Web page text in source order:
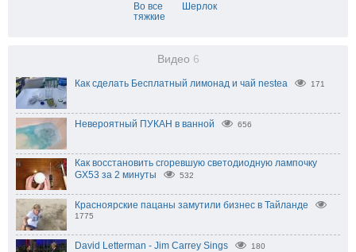
Во все
тяжкие
Шерлок
Видео 6
Как сделать Бесплатный лимонад и чай nestea 171
Невероятный ПУКАН в ванной 656
Как восстановить сгоревшую светодиодную лампочку
GX53 за 2 минуты
532
Красноярские пацаны замутили бизнес в Тайланде
1775
David Letterman - Jim Carrey Sings 180